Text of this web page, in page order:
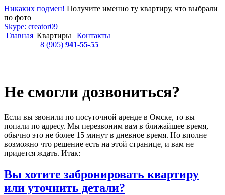
Никаких подмен! Получите именно ту квартиру, что выбрали
по фото
Skype: creator09
Главная |Квартиры | Контакты
8 (905) 941-55-55
Не смогли дозвониться?
Если вы звонили по посуточной аренде в Омске, то вы
попали по адресу. Мы перезвоним вам в ближайшее время,
обычно это не более 15 минут в дневное время. Но вполне
возможно что решение есть на этой странице, и вам не
придется ждать. Итак:
Вы хотите забронировать квартиру
или уточнить детали?